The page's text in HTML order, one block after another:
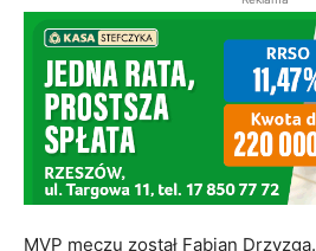
MVP meczu został Fabian Drzyzga.